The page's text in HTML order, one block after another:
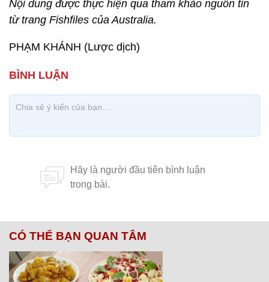
Nội dung được thực hiện qua tham khảo nguồn tin
từ trang Fishfiles của Australia.
PHẠM KHÁNH (Lược dịch)
CÓ THỂ BẠN QUAN TÂM